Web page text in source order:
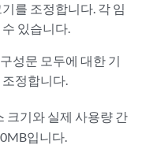
를 조정합니다. 각 임
있습니다.
성문 모두에 대한 기
정합니다.
크기와 실제 사용량 간
입니다.